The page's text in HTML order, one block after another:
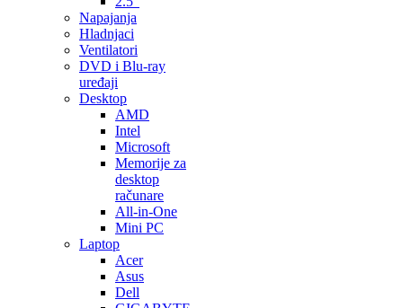
Napajanja
Hladnjaci
Ventilatori
DVD i Blu-ray
uređaji
Desktop
AMD
Intel
Microsoft
Memorije za
desktop
računare
All-in-One
Mini PC
Laptop
Acer
Asus
Dell